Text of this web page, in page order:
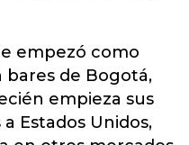
empezó como
de Bogotá,
empieza sus
Estados Unidos,